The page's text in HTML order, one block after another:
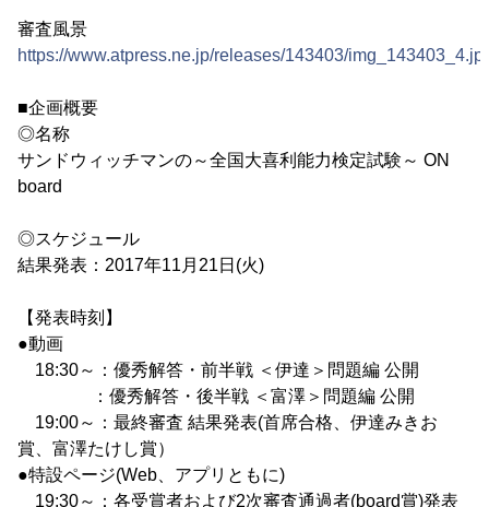
審査風景
https://www.atpress.ne.jp/releases/143403/
■企画概要
◎名称
サンドウィッチマンの～全国大喜利能力検定試験～ ON
board
◎スケジュール
結果発表：2017年11月21日(火)
【発表時刻】
●動画
18:30～：優秀解答・前半戦 ＜伊達＞問題編 公開
：優秀解答・後半戦 ＜富澤＞問題編 公開
19:00～：最終審査 結果発表(首席合格、伊達みきお
賞、富澤たけし賞）
●特設ページ(Web、アプリともに)
19:30～：各受賞者および2次審査通過者(board賞)発表